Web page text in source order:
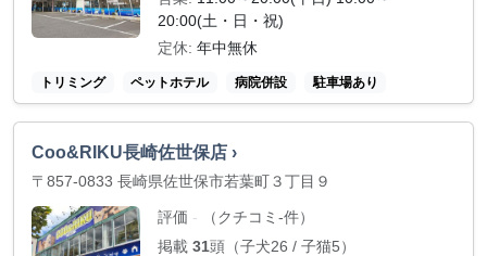
20:00(土・日・祝)
定休: 年中無休
トリミング ペットホテル 病院併設 駐車場あり
Coo&RIKU長崎佐世保店 ›
〒857-0833 長崎県佐世保市若葉町３丁目９
評価 -
（クチコミ-件）
掲載 31頭（子犬26 / 子猫5）